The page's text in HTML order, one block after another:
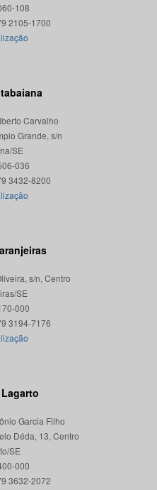
108
Carvalho
Grande, s/n
SE
036
s/n, Centro
SE
000
Garcia Filho
Déda, 13, Centro
SE
000